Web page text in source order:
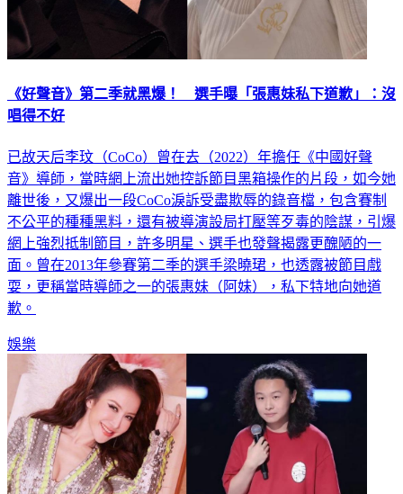
《好聲音》第二季就黑爆！ 選手曝「張惠妹私下道歉」：沒
唱得不好
已故天后李玟（CoCo）曾在去（2022）年擔任《中國好聲
音》導師，當時網上流出她控訴節目黑箱操作的片段，如今她
離世後，又爆出一段CoCo淚訴受盡欺辱的錄音檔，包含賽制
不公平的種種黑料，還有被導演設局打壓等歹毒的陰謀，引爆
網上強烈抵制節目，許多明星、選手也發聲揭露更醜陋的一
面。曾在2013年參賽第二季的選手梁曉珺，也透露被節目戲
耍，更稱當時導師之一的張惠妹（阿妹），私下特地向她道
歉。
娛樂